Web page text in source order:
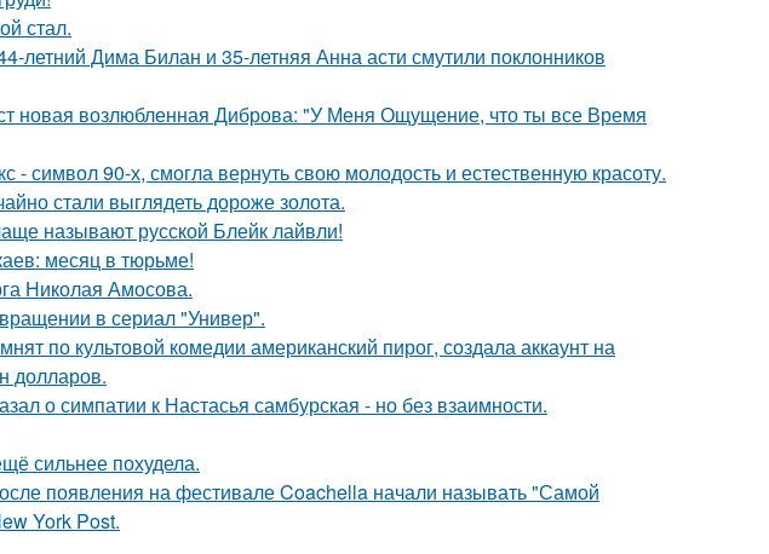
стал.
летний Дима Билан и 35-летняя Анна асти смутили поклонников
новая возлюбленная Диброва: "У Меня Ощущение, что ты все Время
- символ 90-х, смогла вернуть свою молодость и естественную красоту.
стали выглядеть дороже золота.
называют русской Блейк лайвли!
месяц в тюрьме!
Николая Амосова.
в сериал "Универ".
по культовой комедии американский пирог, создала аккаунт на
долларов.
о симпатии к Настасья самбурская - но без взаимности.
сильнее похудела.
появления на фестивале Coachella начали называть "Самой
York Post.